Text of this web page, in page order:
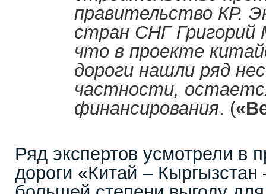
правительство КР.
стран СНГ Григорий
что в проекте
дороги нашли ряд
частности,
финансирования. (
Ряд экспертов усмотрели в
дороги «Китай – Кыргызстан